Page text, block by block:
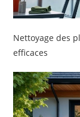
Nettoyage des
efficaces